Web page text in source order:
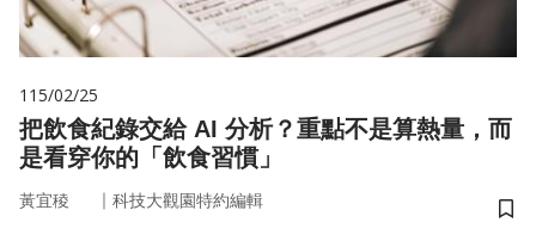
115/02/25
把飲食紀錄交給 AI 分析？重點不是算熱量，而
是看穿你的「飲食習慣」
黃宜稜 ｜ 科技大觀園特約編輯
儲